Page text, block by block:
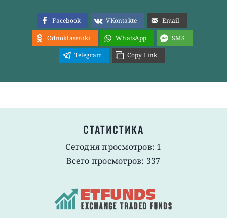
Facebook VKontakte
Email
Odnoklassniki
WhatsApp
SMS
Telegram
Copy Link
СТАТИСТИКА
Сегодня просмотров: 1
Всего просмотров: 337